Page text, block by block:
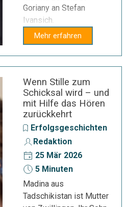
Goriany an Stefan
Ivansich.
Mehr erfahren
Wenn Stille zum
Schicksal wird – und
mit Hilfe das Hören
zurückkehrt
Erfolgsgeschichten
Redaktion
25 Mär 2026
5 Minuten
Madina aus
Tadschikistan ist Mutter